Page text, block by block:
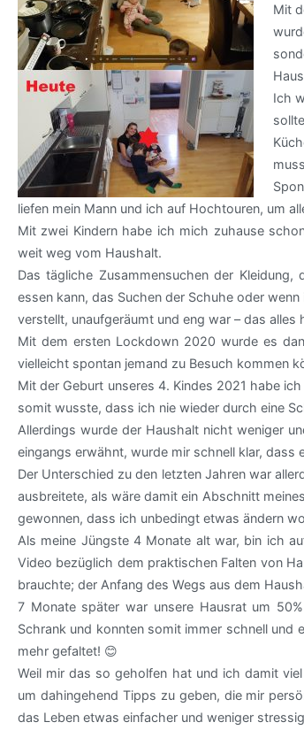
Mit
Ich
liefen mein Mann und ich auf Hochtouren, um
Mit zwei Kindern habe ich mich zuhause
weit weg vom Haushalt.
Das tägliche Zusammensuchen der
essen kann, das Suchen der Schuhe oder
verstellt, unaufgeräumt und eng war – das
Mit dem ersten Lockdown 2020 wurde es
vielleicht spontan jemand zu Besuch kommen
Mit der Geburt unseres 4. Kindes 2021 habe
somit wusste, dass ich nie wieder durch eine
Allerdings wurde der Haushalt nicht weniger
eingangs erwähnt, wurde mir schnell klar, dass
Der Unterschied zu den letzten Jahren war
ausbreitete, als wäre damit ein Abschnitt
gewonnen, dass ich unbedingt etwas ändern
Als meine Jüngste 4 Monate alt war, bin ich
Video bezüglich dem praktischen Falten von
brauchte; der Anfang des Wegs aus dem
7 Monate später war unsere Hausrat um
Schrank und konnten somit immer schnell
mehr gefaltet! 😊
Weil mir das so geholfen hat und ich damit
um dahingehend Tipps zu geben, die mir
das Leben etwas einfacher und weniger